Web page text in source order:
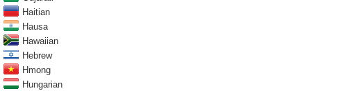
Haitian
Hausa
Hawaiian
Hebrew
Hmong
Hungarian